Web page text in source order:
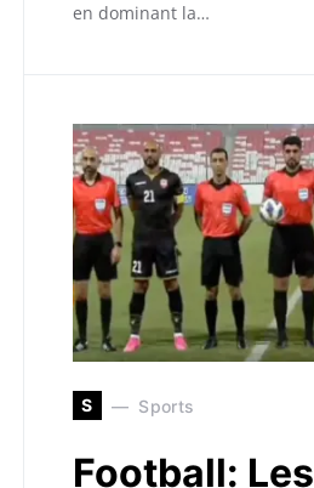
en dominant la…
S Sports
Football: Les